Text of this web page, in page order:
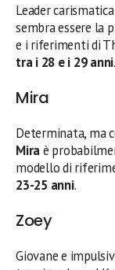
Leader
sembra essere la
e i riferimenti di
tra i 28 e i 29 anni.
Mira
Determinata, ma
Miraè
modello di
23-25 anni.
Zoey
Giovane e